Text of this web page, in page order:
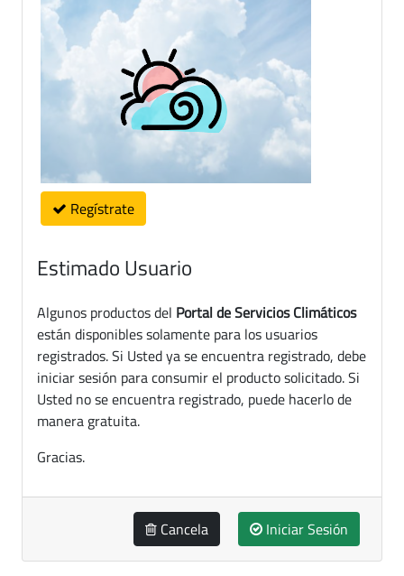
Regístrate
Estimado Usuario
Algunos productos del Portal de Servicios Climáticos
están disponibles solamente para los usuarios
registrados. Si Usted ya se encuentra registrado, debe
iniciar sesión para consumir el producto solicitado. Si
Usted no se encuentra registrado, puede hacerlo de
manera gratuita.
Gracias.
Cancela Iniciar Sesión